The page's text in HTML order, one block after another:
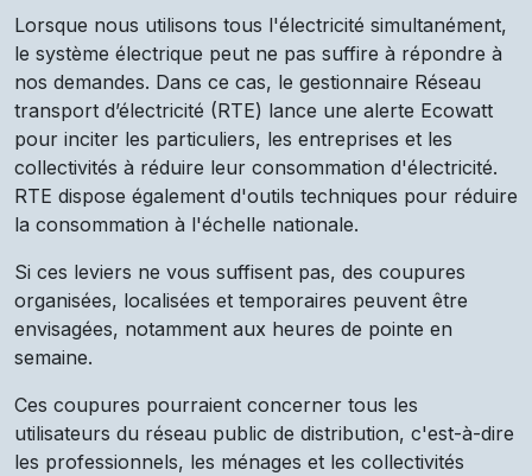
Lorsque nous utilisons tous l'électricité simultanément,
le système électrique peut ne pas suffire à répondre à
nos demandes. Dans ce cas, le gestionnaire Réseau
transport d’électricité (RTE) lance une alerte Ecowatt
pour inciter les particuliers, les entreprises et les
collectivités à réduire leur consommation d'électricité.
RTE dispose également d'outils techniques pour réduire
la consommation à l'échelle nationale.
Si ces leviers ne vous suffisent pas, des coupures
organisées, localisées et temporaires peuvent être
envisagées, notamment aux heures de pointe en
semaine.
Ces coupures pourraient concerner tous les
utilisateurs du réseau public de distribution, c'est-à-dire
les professionnels, les ménages et les collectivités